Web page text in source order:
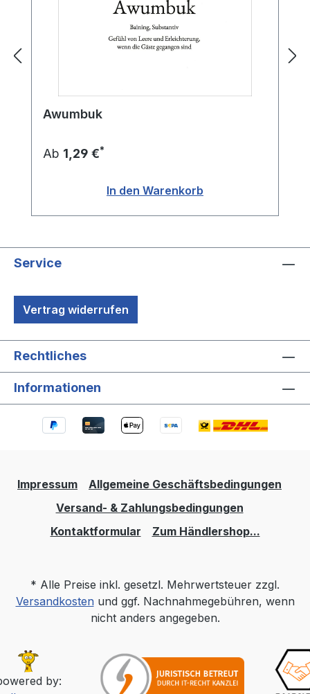
Awumbuk
Ab 1,29 €*
In den Warenkorb
Service
Vertrag widerrufen
Rechtliches
Informationen
Impressum
Allgemeine Geschäftsbedingungen
Versand- & Zahlungsbedingungen
Kontaktformular
Zum Händlershop...
* Alle Preise inkl. gesetzl. Mehrwertsteuer zzgl.
Versandkostenund ggf. Nachnahmegebühren, wenn
nicht anders angegeben.
by: